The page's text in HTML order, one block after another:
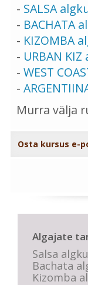
- SALSA
- BACHATA
- KIZOMBA
- URBAN
- WEST
-
Murra välja
Osta kursus e-
Algajate
Salsa
Bachata
Kizomba